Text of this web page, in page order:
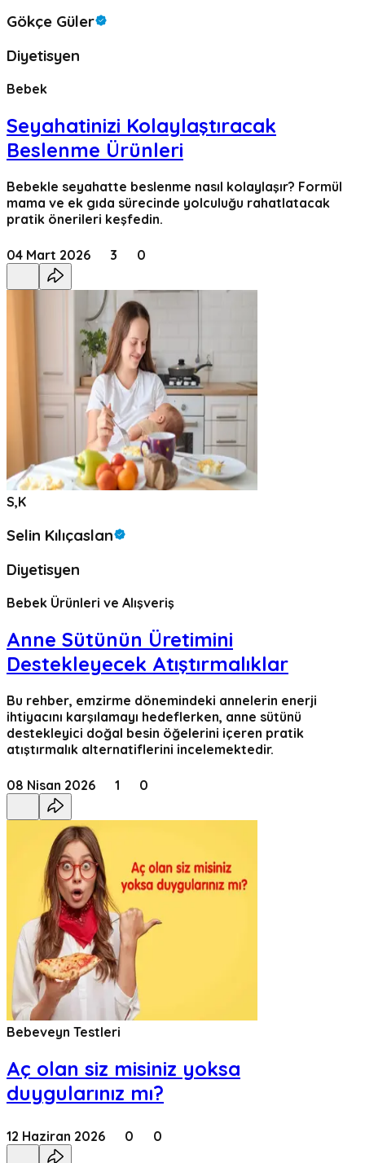
Gökçe Güler
Diyetisyen
Bebek
Seyahatinizi Kolaylaştıracak
Beslenme Ürünleri
Bebekle seyahatte beslenme nasıl kolaylaşır? Formül
mama ve ek gıda sürecinde yolculuğu rahatlatacak
pratik önerileri keşfedin.
04 Mart 2026 3 0
S,K
Selin Kılıçaslan
Diyetisyen
Bebek Ürünleri ve Alışveriş
Anne Sütünün Üretimini
Destekleyecek Atıştırmalıklar
Bu rehber, emzirme dönemindeki annelerin enerji
ihtiyacını karşılamayı hedeflerken, anne sütünü
destekleyici doğal besin öğelerini içeren pratik
atıştırmalık alternatiflerini incelemektedir.
08 Nisan 2026 1 0
Bebeveyn Testleri
Aç olan siz misiniz yoksa
duygularınız mı?
12 Haziran 2026 0 0